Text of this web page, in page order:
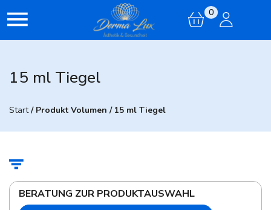
0
15 ml Tiegel
Start/ Produkt Volumen / 15 ml Tiegel
BERATUNG ZUR PRODUKTAUSWAHL